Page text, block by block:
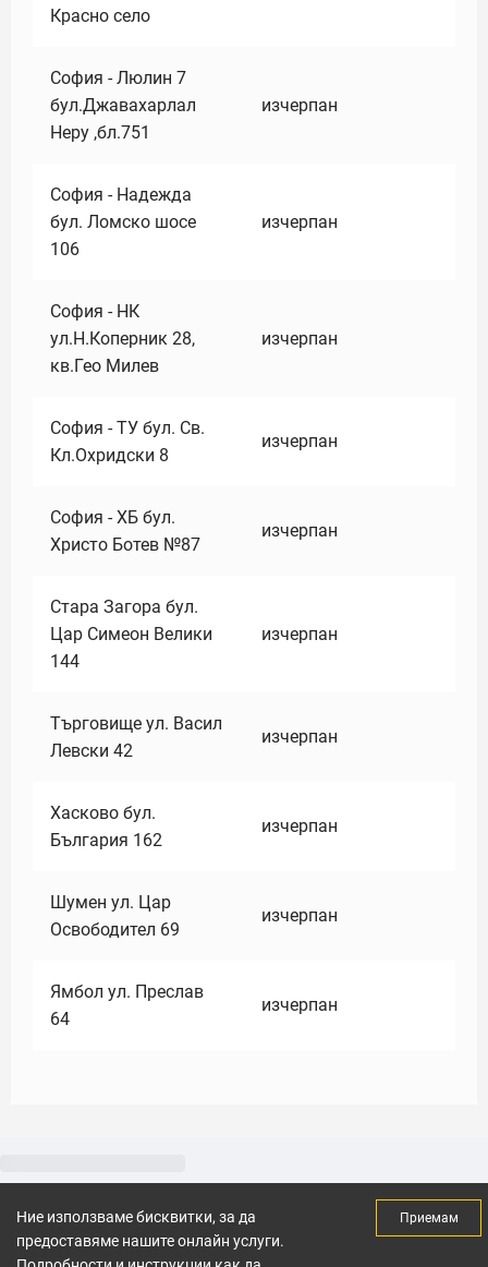
Красно село
София - Люлин 7
бул.Джавахарлал
Неру ,бл.751
изчерпан
София - Надежда
бул. Ломско шосе
106
изчерпан
София - НК
ул.Н.Коперник 28,
кв.Гео Милев
изчерпан
София - ТУ бул. Св.
Кл.Охридски 8
изчерпан
София - ХБ бул.
Христо Ботев №87
изчерпан
Стара Загора бул.
Цар Симеон Велики
144
изчерпан
Търговище ул. Васил
Левски 42
изчерпан
Хасково бул.
България 162
изчерпан
Шумен ул. Цар
Освободител 69
изчерпан
Ямбол ул. Преслав
64
изчерпан
Ние използваме бисквитки, за да
предоставяме нашите онлайн услуги.
Приемам